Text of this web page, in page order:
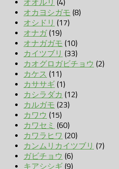
オオルリ (4)
オカヨシガモ (8)
オシドリ (17)
オナガ(19)
オナガガモ (10)
カイツブリ (33)
カオグロガビチョウ (2)
カケス (11)
カササギ (1)
カシラダカ (12)
カルガモ (23)
カワウ (15)
カワセミ (60)
カワラヒワ (20)
カンムリカイツブリ (7)
ガビチョウ (6)
キアシシギ (9)